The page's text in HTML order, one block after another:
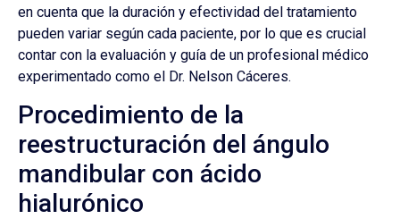
en cuenta que la duración y efectividad del tratamiento
pueden variar según cada paciente, por lo que es crucial
contar con la evaluación y guía de un profesional médico
experimentado como el Dr. Nelson Cáceres.
Procedimiento de la
reestructuración del ángulo
mandibular con ácido
hialurónico